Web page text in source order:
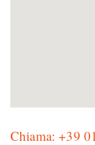
Chiama: +39